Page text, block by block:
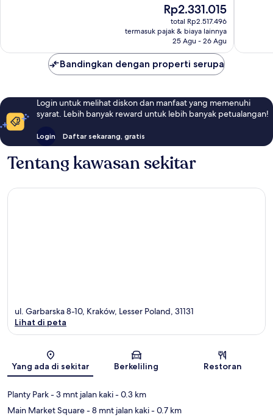
Harga
sekarang
Rp2.331.015
Rp2.331.015
total Rp2.517.496
termasuk pajak & biaya lainnya
25 Agu - 26 Agu
Bandingkan dengan properti serupa
Login untuk melihat diskon dan manfaat yang memenuhi
syarat. Lebih banyak reward untuk lebih banyak petualangan!
Login Daftar sekarang, gratis
Tentang kawasan sekitar
Peta
ul. Garbarska 8-10, Kraków, Lesser Poland, 31131
Lihat di peta
Yang ada di sekitar Berkeliling Restoran
Planty Park- 3 mnt jalan kaki- 0.3 km
Main Market Square- 8 mnt jalan kaki- 0.7 km